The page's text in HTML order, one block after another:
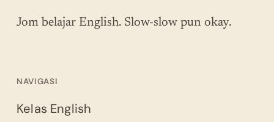
Jom belajar English. Slow-slow pun okay.
NAVIGASI
Kelas English